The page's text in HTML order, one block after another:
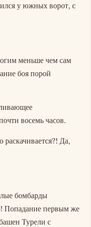
у южных ворот, с
меньше чем сам
боя порой
восемь часов.
Да,
бомбарды
Попадание первым же
Турели с